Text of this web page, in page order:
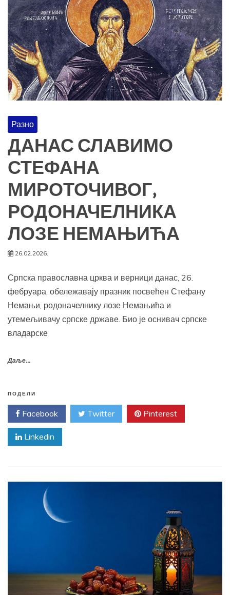
Разно
ДАНАС СЛАВИМО
СТЕФАНА
МИРОТОЧИВОГ,
РОДОНАЧЕЛНИКА
ЛОЗЕ НЕМАЊИЋА
26.02.2026.
Српска православна црква и верници данас, 26.
фебруара, обележавају празник посвећен Стефану
Немањи, родоначелнику лозе Немањића и
утемељивачу српске државе. Био је оснивач српске
владарске
Даље...
ПОДЕЛИ
Facebook Twitter Pinterest
Linkedin